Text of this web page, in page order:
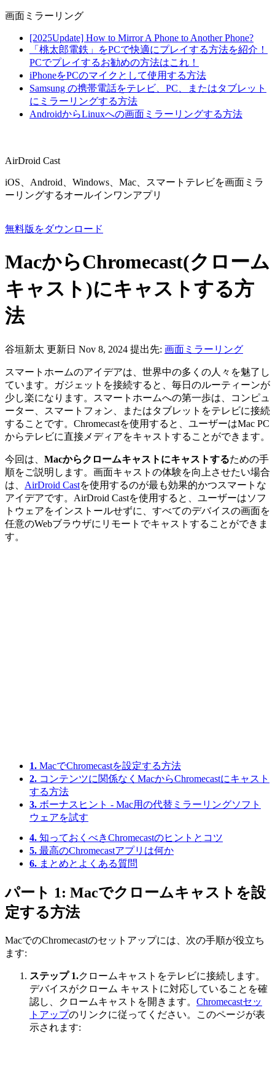
画面ミラーリング
[2025Update] How to Mirror A Phone to Another Phone?
「桃太郎電鉄」をPCで快適にプレイする方法を紹介！
PCでプレイするお勧めの方法はこれ！
iPhoneをPCのマイクとして使用する方法
Samsung の携帯電話をテレビ、PC、またはタブレット
にミラーリングする方法
AndroidからLinuxへの画面ミラーリングする方法
AirDroid Cast
iOS、Android、Windows、Mac、スマートテレビを画面ミラ
ーリングするオールインワンアプリ
無料版をダウンロード
MacからChromecast(クローム
キャスト)にキャストする方
法
谷垣新太 更新日 Nov 8, 2024 提出先: 画面ミラーリング
スマートホームのアイデアは、世界中の多くの人々を魅了し
ています。ガジェットを接続すると、毎日のルーティーンが
少し楽になります。スマートホームへの第一歩は、コンピュ
ーター、スマートフォン、またはタブレットをテレビに接続
することです。Chromecastを使用すると、ユーザーはMac PC
からテレビに直接メディアをキャストすることができます。
今回は、 Macからクロームキャストにキャストするための手
順をご説明します。画面キャストの体験を向上させたい場合
は、 AirDroid Castを使用するのが最も効果的かつスマートな
アイデアです。AirDroid Castを使用すると、ユーザーはソフ
トウェアをインストールせずに、すべてのデバイスの画面を
任意のWebブラウザにリモートでキャストすることができま
す。
1. MacでChromecastを設定する方法
2. コンテンツに関係なくMacからChromecastにキャスト
する方法
3. ボーナスヒント - Mac用の代替ミラーリングソフト
ウェアを試す
4. 知っておくべきChromecastのヒントとコツ
5. 最高のChromecastアプリは何か
6. まとめとよくある質問
パート 1: Macでクロームキャストを設
定する方法
MacでのChromecastのセットアップには、次の手順が役立ち
ます:
ステップ 1.クロームキャストをテレビに接続します。
デバイスがクローム キャストに対応していることを確
認し、クロームキャストを開きます。 Chromecastセッ
トアップのリンクに従ってください。このページが表
示されます: